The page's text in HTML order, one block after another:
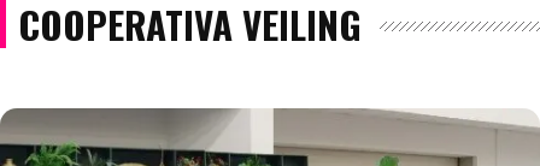
COOPERATIVA VEILING